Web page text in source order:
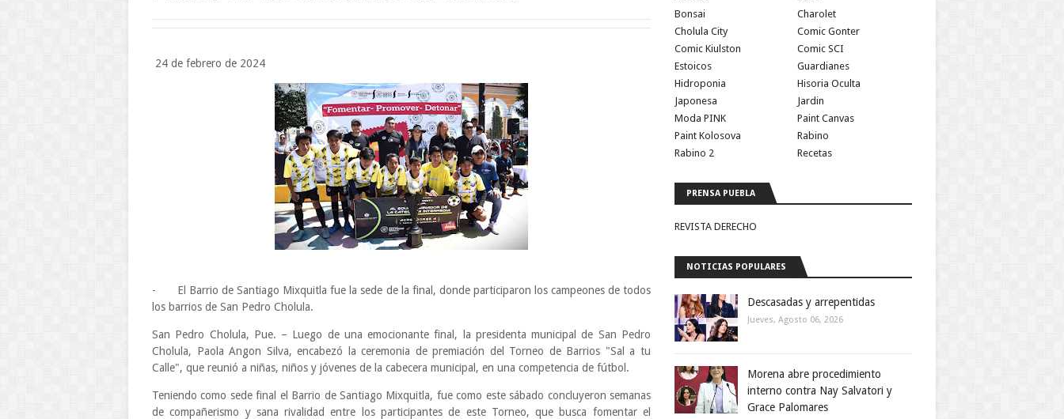
24 de febrero de 2024
-
El Barrio de Santiago Mixquitla fue la sede de la final, donde participaron los campeones de todos
los barrios de San Pedro Cholula.
San Pedro Cholula, Pue. – Luego de una emocionante final, la presidenta municipal de San Pedro
Cholula, Paola Angon Silva, encabezó la ceremonia de premiación del Torneo de Barrios "Sal a tu
Calle", que reunió a niñas, niños y jóvenes de la cabecera municipal, en una competencia de fútbol.
Teniendo como sede final el Barrio de Santiago Mixquitla, fue como este sábado concluyeron semanas
de compañerismo y sana rivalidad entre los participantes de este Torneo, que busca fomentar el
Bonsai
Charolet
Cholula City
Comic Gonter
Comic Kiulston
Comic SCI
Estoicos
Guardianes
Hidroponia
Hisoria Oculta
Japonesa
Jardin
Moda PINK
Paint Canvas
Paint Kolosova
Rabino
Rabino 2
Recetas
PRENSA PUEBLA
REVISTA DERECHO
NOTICIAS POPULARES
Descasadas y arrepentidas
Jueves, Agosto 06, 2026
Morena abre procedimiento
interno contra Nay Salvatori y
Grace Palomares